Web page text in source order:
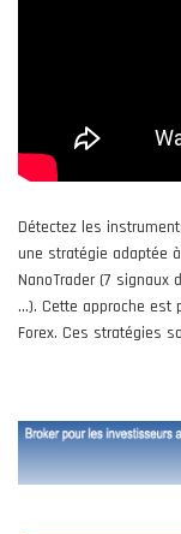
Détectez les
une stratégie adaptée
NanoTrader (7 signaux
...). Cette approche
Forex. Ces stratégies